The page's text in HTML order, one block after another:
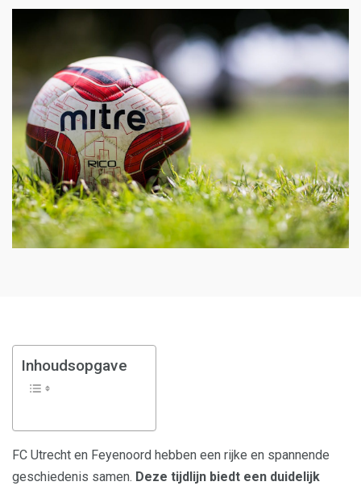
Inhoudsopgave
FC Utrecht en Feyenoord hebben een rijke en spannende
geschiedenis samen. Deze tijdlijn biedt een duidelijk